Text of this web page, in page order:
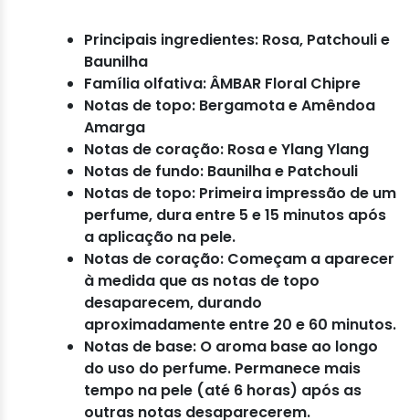
Principais ingredientes: Rosa, Patchouli e
Baunilha
Família olfativa: ÂMBAR Floral Chipre
Notas de topo: Bergamota e Amêndoa
Amarga
Notas de coração: Rosa e Ylang Ylang
Notas de fundo: Baunilha e Patchouli
Notas de topo: Primeira impressão de um
perfume, dura entre 5 e 15 minutos após
a aplicação na pele.
Notas de coração: Começam a aparecer
à medida que as notas de topo
desaparecem, durando
aproximadamente entre 20 e 60 minutos.
Notas de base: O aroma base ao longo
do uso do perfume. Permanece mais
tempo na pele (até 6 horas) após as
outras notas desaparecerem.